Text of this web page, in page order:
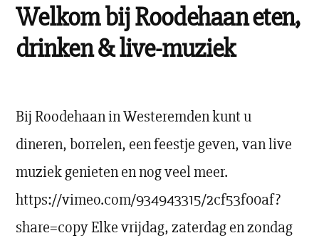
Welkom bij Roodehaan eten,
drinken & live-muziek
Bij Roodehaan in Westeremden kunt u
dineren, borrelen, een feestje geven, van live
muziek genieten en nog veel meer.
https://vimeo.com/934943315/2cf53f00af?
share=copy Elke vrijdag, zaterdag en zondag